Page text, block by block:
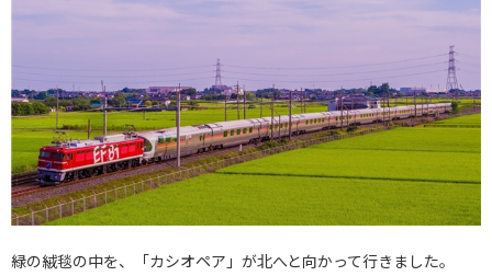
緑の絨毯の中を、「カシオペア」が北へと向かって行きました。